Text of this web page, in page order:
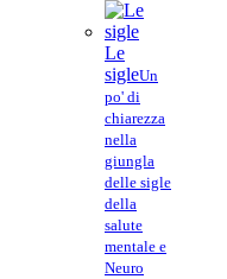
Le
sigleUn
po' di
chiarezza
nella
giungla
delle sigle
della
salute
mentale e
Neuro